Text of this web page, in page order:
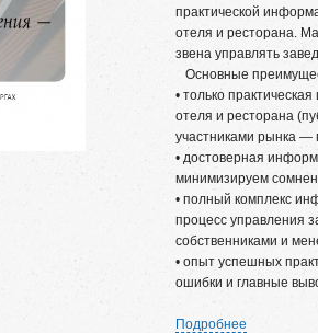
практической
отеля и ресторана.
звена управлять
Основные
• только
отеля и ресторана
участниками рынка —
• достоверная
минимизируем
• полный комплекс
процесс управления
собственниками и
• опыт успешных
ошибки и главные
Подробнее